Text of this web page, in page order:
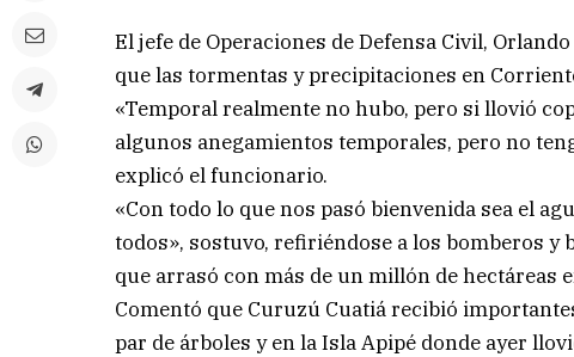
El jefe de Operaciones de Defensa Civil,
que las tormentas y precipitaciones en
«Temporal realmente no hubo, pero si llovió
algunos anegamientos temporales, pero no
explicó el funcionario.
«Con todo lo que nos pasó bienvenida sea el
todos», sostuvo, refiriéndose a los bomberos
que arrasó con más de un millón de hectáreas
Comentó que Curuzú Cuatiá recibió
par de árboles y en la Isla Apipé donde ayer